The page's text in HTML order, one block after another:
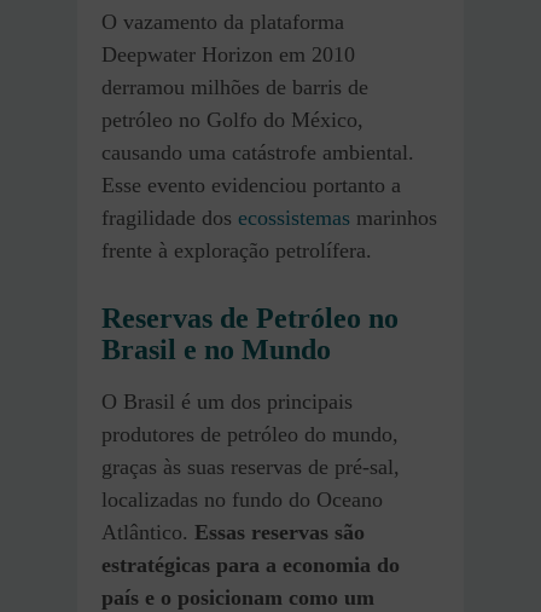
O vazamento da plataforma
Deepwater Horizon em 2010
derramou milhões de barris de
petróleo no Golfo do México,
causando uma catástrofe ambiental.
Esse evento evidenciou portanto a
fragilidade dos ecossistemas marinhos
frente à exploração petrolífera.
Reservas de Petróleo no
Brasil e no Mundo
O Brasil é um dos principais
produtores de petróleo do mundo,
graças às suas reservas de pré-sal,
localizadas no fundo do Oceano
Atlântico. Essas reservas são
estratégicas para a economia do
país e o posicionam como um